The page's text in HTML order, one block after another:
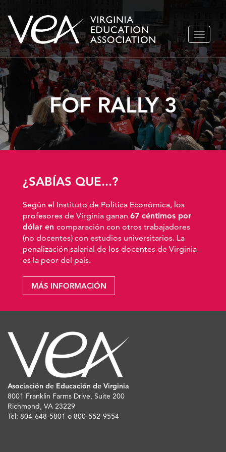
Ir
al
contenido
FOF RALLY 3
¿SABÍAS QUE...?
Según el Instituto de Política Económica, los
profesores de Virginia ganan 67 céntimos por
dólar en comparación con otros trabajadores
(no docentes) con estudios universitarios. La
penalización salarial de los docentes de Virginia
es la peor del país.
MÁS INFORMACIÓN
Asociación de Educación de Virginia
8001 Franklin Farms Drive, Suite 200
Richmond, VA 23229
Tel: 804-648-5801 o 800-552-9554